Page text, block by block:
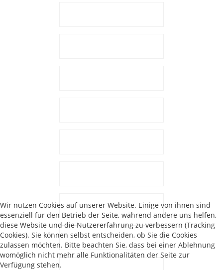
Wir nutzen Cookies auf unserer Website. Einige von ihnen sind
essenziell für den Betrieb der Seite, während andere uns helfen,
diese Website und die Nutzererfahrung zu verbessern (Tracking
Cookies). Sie können selbst entscheiden, ob Sie die Cookies
zulassen möchten. Bitte beachten Sie, dass bei einer Ablehnung
womöglich nicht mehr alle Funktionalitäten der Seite zur
Verfügung stehen.